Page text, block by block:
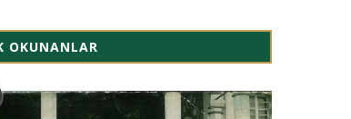
OKUNANLAR